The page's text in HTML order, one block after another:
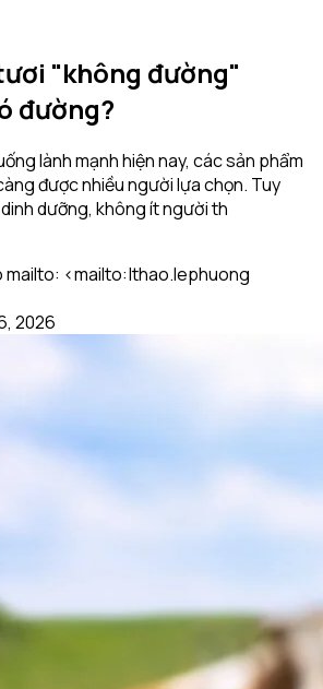
"không đường"
đường?
lành mạnh hiện nay, các sản phẩm
được nhiều người lựa chọn. Tuy
dưỡng, không ít người th
mailto: <mailto:|thao.lephuong
2026